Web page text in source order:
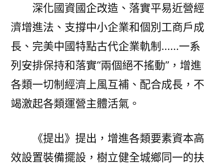
深化國資國企改造、落實平易近營經
濟增進法、支撐中小企業和個別工商戶成
長、完美中國特點古代企業軌制……一系
列安排保持和落實“兩個絕不搖動”，增進
各類一切制經濟上風互補、配合成長，不
竭激起各類運營主體活氣。
《提出》提出，增進各類要素資本高
效設置裝備擺設，樹立健全城鄉同一的扶